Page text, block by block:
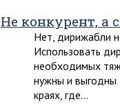
Не конкурент, а
Нет, дирижабли
Использовать
необходимых
нужны и выгодны
краях, где…